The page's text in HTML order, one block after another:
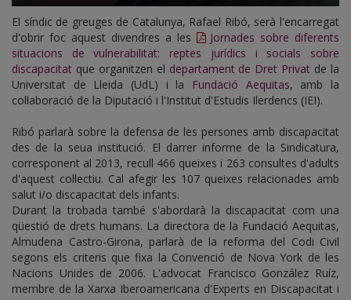
El síndic de greuges de Catalunya, Rafael Ribó, serà l'encarregat
d'obrir foc aquest divendres a les
Jornades sobre diferents
situacions de vulnerabilitat: reptes jurídics i socials sobre
discapacitat que organitzen el departament de Dret Privat de la
Universitat de Lleida (UdL) i la
Fundació Aequitas, amb la
col·laboració de la Diputació i l'Institut d'Estudis Ilerdencs (IEI).
Ribó parlarà sobre la defensa de les persones amb discapacitat
des de la seua institució. El darrer informe de la Sindicatura,
corresponent al 2013, recull 466 queixes i 263 consultes d'adults
d'aquest col·lectiu. Cal afegir les 107 queixes relacionades amb
salut i/o discapacitat dels infants.
Durant la trobada també s'abordarà la discapacitat com una
qüestió de drets humans. La directora de la Fundació Aequitas,
Almudena Castro-Girona, parlarà de la reforma del Codi Civil
segons els criteris que fixa la Convenció de Nova York de les
Nacions Unides de 2006. L'advocat Francisco González Ruíz,
membre de la Xarxa Iberoamericana d'Experts en Discapacitat i